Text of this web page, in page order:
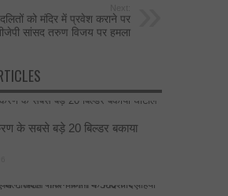
को मंदिर में प्रवेश कराने पर
सांसद तरुण विजय पर हमला
के सबसे बड़े 20 बिल्डर बकाया